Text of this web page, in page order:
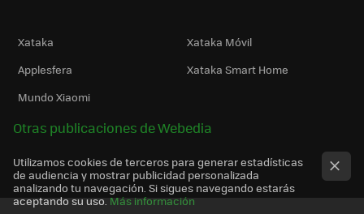
Xataka
Xataka Móvil
Applesfera
Xataka Smart Home
Mundo Xiaomi
Otras publicaciones de Webedia
Utilizamos cookies de terceros para generar estadísticas
de audiencia y mostrar publicidad personalizada
analizando tu navegación. Si sigues navegando estarás
aceptando su uso. Más información